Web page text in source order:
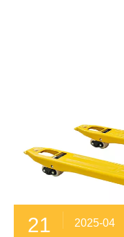
21 2025-04